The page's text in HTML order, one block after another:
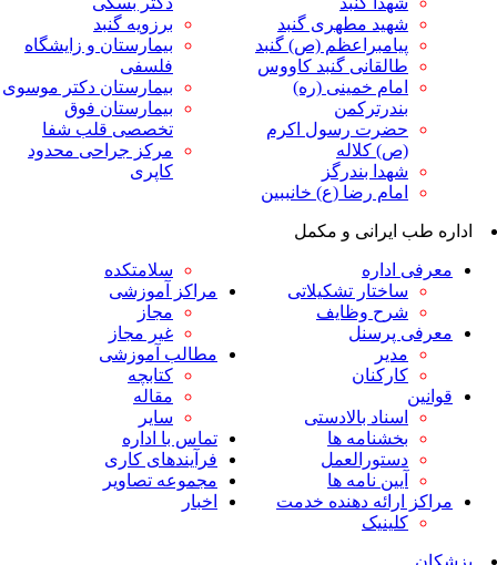
مطهری گنبد
(ص) گنبد
گنبد کاووس
خمینی (ره)
رسول اکرم
بندرگز
رضا (ع) خانببین
برزویه گنبد
بیمارستان و زایشگاه
فلسفی
بیمارستان دکتر موسوی
بیمارستان فوق
تخصصی قلب شفا
مرکز جراحی محدود
و مکمل
تشکیلاتی
وظایف
بالادستی
ها
نامه ها
دهنده خدمت
مراکز آموزشی
مطالب آموزشی
تماس با اداره
فرآیندهای کاری
مجموعه تصاویر
اخبار